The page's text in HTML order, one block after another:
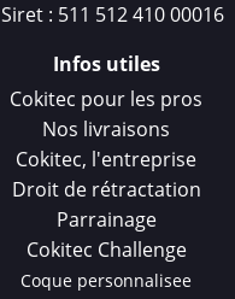
Siret : 511 512 410 00016
Infos utiles
Cokitec pour les pros
Nos livraisons
Cokitec, l'entreprise
Droit de rétractation
Parrainage
Cokitec Challenge
Coque personnalisee